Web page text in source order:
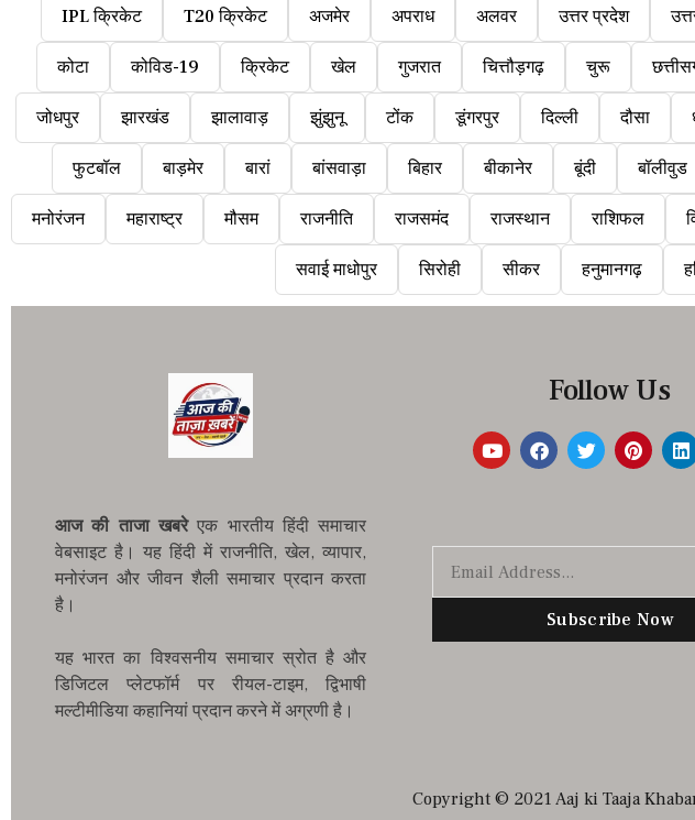
IPL क्रिकेट T20 क्रिकेट अजमेर अपराध अलवर उत्तर प्रदेश
कोटा कोविड-19 क्रिकेट खेल गुजरात चित्तौड़गढ़ चुरू
जोधपुर झारखंड झालावाड़ झुंझुनू टोंक डूंगरपुर दिल्ली दौसा
फुटबॉल बाड़मेर बारां बांसवाड़ा बिहार बीकानेर बूंदी बॉलीवुड
मनोरंजन महाराष्ट्र मौसम राजनीति राजसमंद राजस्थान राशिफल
सवाई माधोपुर सिरोही सीकर हनुमानगढ़
आज की ताजा खबरेएक भारतीय हिंदी समाचार
वेबसाइट है। यह हिंदी में राजनीति, खेल, व्यापार,
मनोरंजन और जीवन शैली समाचार प्रदान करता
है।
यह भारत का विश्वसनीय समाचार स्रोत है और
डिजिटल प्लेटफॉर्म पर रीयल-टाइम, द्विभाषी
मल्टीमीडिया कहानियां प्रदान करने में अग्रणी है।
Follow Us
Subscribe Now
Copyright © 2021 Aaj ki Taaja